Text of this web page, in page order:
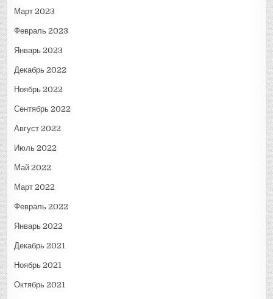
Март 2023
Февраль 2023
Январь 2023
Декабрь 2022
Ноябрь 2022
Сентябрь 2022
Август 2022
Июль 2022
Май 2022
Март 2022
Февраль 2022
Январь 2022
Декабрь 2021
Ноябрь 2021
Октябрь 2021